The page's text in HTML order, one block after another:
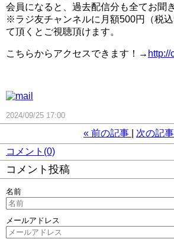
会員になると、過去配信分も全てお聞
※ラジ友チャンネルに月額500円（税
て頂くとご視聴頂けます。
こちらからアクセスできます！→
2024/09/25 17:00
« 前の記事 次の記事
コメント(0)
コメント投稿
名前
メールアドレス